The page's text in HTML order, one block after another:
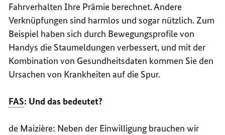
Fahrverhalten Ihre Prämie berechnet. Andere
Verknüpfungen sind harmlos und sogar nützlich. Zum
Beispiel haben sich durch Bewegungsprofile von
Handys die Staumeldungen verbessert, und mit der
Kombination von Gesundheitsdaten kommen Sie den
Ursachen von Krankheiten auf die Spur.
FAS: Und das bedeutet?
de Maizière: Neben der Einwilligung brauchen wir